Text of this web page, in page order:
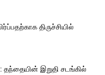
திருச்சியில்
தந்தையின் இறுதி சடங்கில்